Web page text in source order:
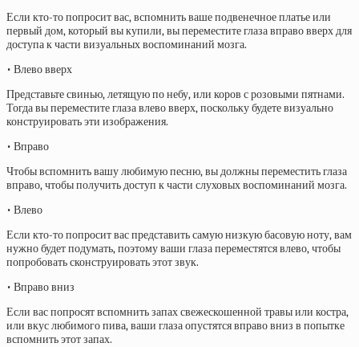
Если кто-то попросит вас, вспомнить ваше подвенечное платье или
первый дом, который вы купили, вы переместите глаза вправо вверх для
доступа к части визуальных воспоминаний мозга.
• Влево вверх
Представьте свинью, летящую по небу, или коров с розовыми пятнами.
Тогда вы переместите глаза влево вверх, поскольку будете визуально
конструировать эти изображения.
• Вправо
Чтобы вспомнить вашу любимую песню, вы должны переместить глаза
вправо, чтобы получить доступ к части слуховых воспоминаний мозга.
• Влево
Если кто-то попросит вас представить самую низкую басовую ноту, вам
нужно будет подумать, поэтому ваши глаза переместятся влево, чтобы
попробовать сконструировать этот звук.
• Вправо вниз
Если вас попросят вспомнить запах свежескошенной травы или костра,
или вкус любимого пива, ваши глаза опустятся вправо вниз в попытке
вспомнить этот запах.